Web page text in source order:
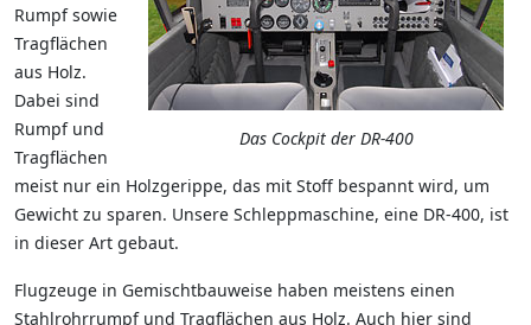
Das Cockpit der DR-400
Rumpf sowie
Tragflächen
aus Holz.
Dabei sind
Rumpf und
Tragflächen
meist nur ein Holzgerippe, das mit Stoff bespannt wird, um
Gewicht zu sparen. Unsere Schleppmaschine, eine DR-400, ist
in dieser Art gebaut.
Flugzeuge in Gemischtbauweise haben meistens einen
Stahlrohrrumpf und Tragflächen aus Holz. Auch hier sind